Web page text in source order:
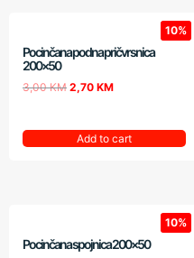
10%
Pocinčana podna pričvrsnica
200×50
3,00KM 2,70 KM
Add to cart
10%
Pocinčana spojnica 200×50